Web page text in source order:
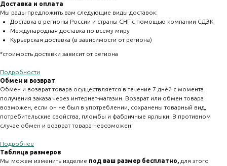
Доставка и оплата
Мы рады предложить вам следующие виды доставок:
Доставка в регионы России и страны СНГ с помощью компании СДЭК
Международная доставка по всему миру
Курьерская доставка (в зависимости от региона)
*стоимость доставки зависит от региона
Подробности
Обмен и возврат
Обмен и возврат товара осуществляется в течение 7 дней с момента
получения заказа через интернет-магазин. Возврат или обмен товара
возможен, если он не был в употреблении, сохранены товарный вид,
потребительские свойства, пломбы и фабричные ярлыки. В противном
случае обмен и возврат товара невозможен.
Подробнее
Таблица размеров
Мы можем изменить изделие под ваш размер бесплатно, для этого